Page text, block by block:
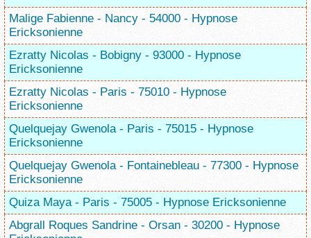
Malige Fabienne - Nancy - 54000 - Hypnose
Ericksonienne
Ezratty Nicolas - Bobigny - 93000 - Hypnose
Ericksonienne
Ezratty Nicolas - Paris - 75010 - Hypnose
Ericksonienne
Quelquejay Gwenola - Paris - 75015 - Hypnose
Ericksonienne
Quelquejay Gwenola - Fontainebleau - 77300 - Hypnose
Ericksonienne
Quiza Maya - Paris - 75005 - Hypnose Ericksonienne
Abgrall Roques Sandrine - Orsan - 30200 - Hypnose